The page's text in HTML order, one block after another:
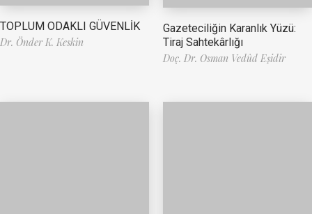
TOPLUM ODAKLI GÜVENLİK
Dr. Önder K. Keskin
Gazeteciliğin Karanlık Yüzü:
Tiraj Sahtekârlığı
Doç. Dr. Osman Vedûd Eşidir